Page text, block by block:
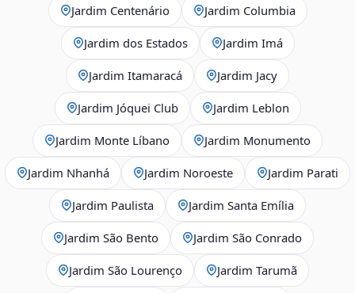
Jardim Centenário Jardim Columbia
Jardim dos Estados Jardim Imá
Jardim Itamaracá Jardim Jacy
Jardim Jóquei Club Jardim Leblon
Jardim Monte Líbano Jardim Monumento
Jardim Nhanhá Jardim Noroeste Jardim Parati
Jardim Paulista Jardim Santa Emília
Jardim São Bento Jardim São Conrado
Jardim São Lourenço Jardim Tarumã